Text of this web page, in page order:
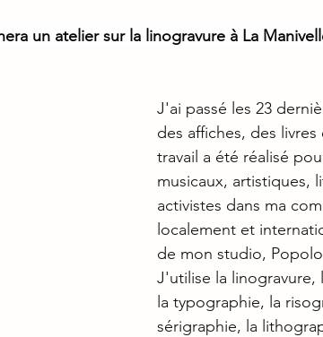
un atelier sur la linogravure à La
J'ai passé les 23
des affiches, des
travail a été réalisé
musicaux, artistiques,
activistes dans ma
localement et
de mon studio,
J'utilise la linogravure,
la typographie, la
sérigraphie, la